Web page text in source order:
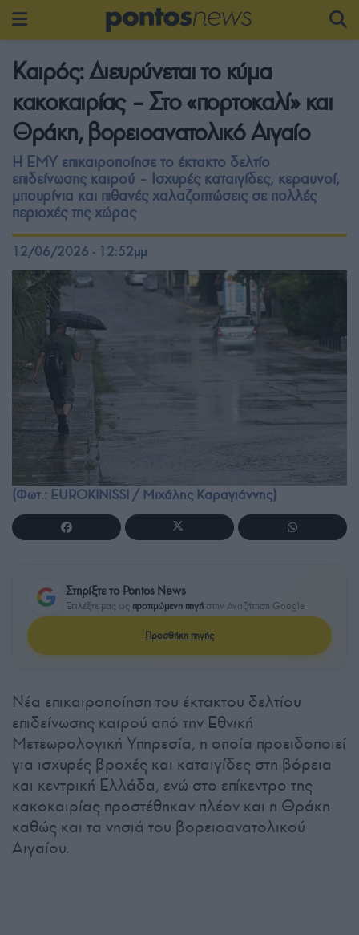
Καιρός: Διευρύνεται το κύμα
κακοκαιρίας – Στο «πορτοκαλί» και
Θράκη, βορειοανατολικό Αιγαίο
Η ΕΜΥ επικαιροποίησε το έκτακτο δελτίο
επιδείνωσης καιρού – Ισχυρές καταιγίδες, κεραυνοί,
μπουρίνια και πιθανές χαλαζοπτώσεις σε πολλές
περιοχές της χώρας
12/06/2026 - 12:52μμ
(Φωτ.: EUROKINISSI / Μιχάλης Καραγιάννης)
Στηρίξτε το Pontos News
Επιλέξτε μας ως προτιμώμενη πηγή στην Αναζήτηση Google
Προσθήκη πηγής
Νέα επικαιροποίηση του έκτακτου δελτίου
επιδείνωσης καιρού από την Εθνική
Μετεωρολογική Υπηρεσία, η οποία προειδοποιεί
για ισχυρές βροχές και καταιγίδες στη βόρεια
και κεντρική Ελλάδα, ενώ στο επίκεντρο της
κακοκαιρίας προστέθηκαν πλέον και η Θράκη
καθώς και τα νησιά του βορειοανατολικού
Αιγαίου.